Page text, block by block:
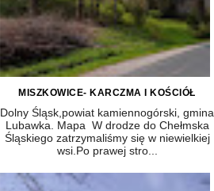
MISZKOWICE- KARCZMA I KOŚCIÓŁ
Dolny Śląsk,powiat kamiennogórski, gmina
Lubawka. Mapa W drodze do Chełmska
Śląskiego zatrzymaliśmy się w niewielkiej
wsi.Po prawej stro...